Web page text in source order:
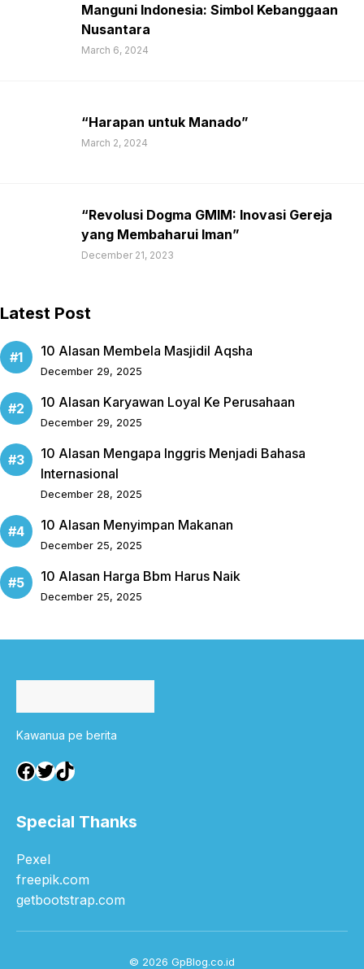
Manguni Indonesia: Simbol Kebanggaan
Nusantara
March 6, 2024
“Harapan untuk Manado”
March 2, 2024
“Revolusi Dogma GMIM: Inovasi Gereja
yang Membaharui Iman”
December 21, 2023
Latest Post
10 Alasan Membela Masjidil Aqsha
December 29, 2025
10 Alasan Karyawan Loyal Ke Perusahaan
December 29, 2025
10 Alasan Mengapa Inggris Menjadi Bahasa
Internasional
December 28, 2025
10 Alasan Menyimpan Makanan
December 25, 2025
10 Alasan Harga Bbm Harus Naik
December 25, 2025
Kawanua pe berita
Facebook
Twitter
TikTok
Special Thanks
Pexel
freepik.com
getbootstrap.com
© 2026 GpBlog.co.id